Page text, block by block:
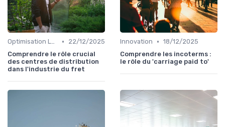
Optimisation Logistique •
22/12/2025
Comprendre le rôle crucial
des centres de distribution
dans l'industrie du fret
Innovation • 18/12/2025
Comprendre les incoterms :
le rôle du 'carriage paid to'